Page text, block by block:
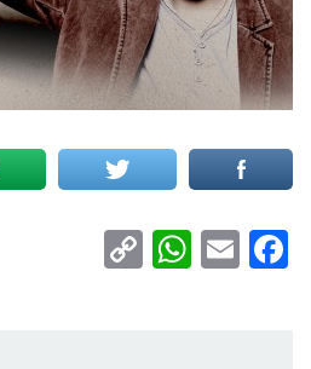
Facebook
Email
WhatsApp